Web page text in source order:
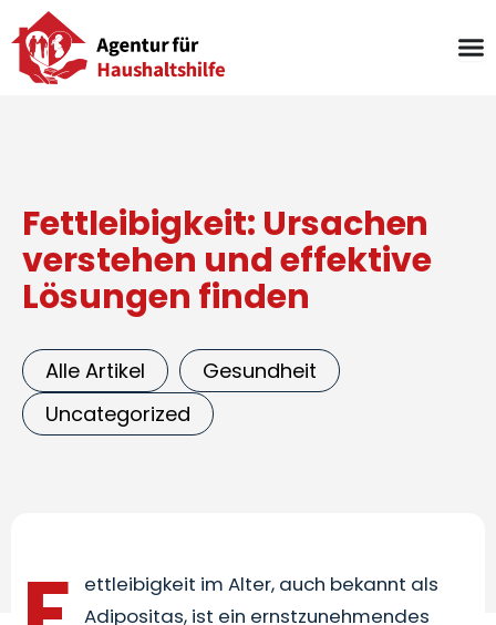
Zum
Inhalt
springen
Fettleibigkeit: Ursachen
verstehen und effektive
Lösungen finden
Alle Artikel
Gesundheit
Uncategorized
ettleibigkeit im Alter, auch bekannt als
Adipositas, ist ein ernstzunehmendes